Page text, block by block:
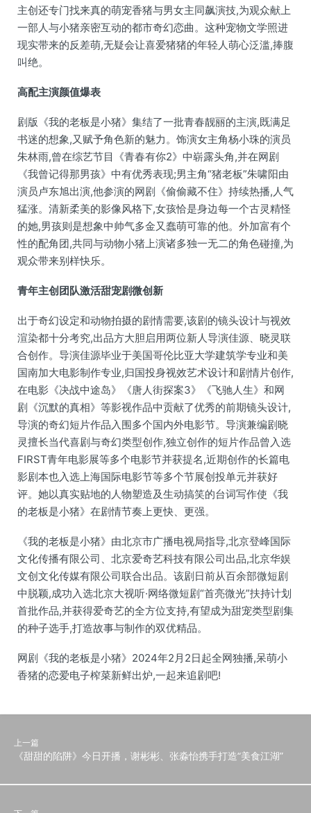
主创还专门找来真的萌宠香猪与男女主同飙演技,为观众献上
一部人与小猪亲密互动的都市奇幻恋曲。这种宠物文学照进
现实带来的反差萌,无疑会让喜爱猪猪的年轻人萌心泛滥,捧腹
叫绝。
高配主演颜值爆表
剧版《我的老板是小猪》集结了一批青春靓丽的主演,既满足
书迷的想象,又赋予角色新的魅力。饰演女主角杨小珠的演员
朱林雨,曾在综艺节目《青春有你2》中崭露头角,并在网剧
《我曾记得那男孩》中有优秀表现;男主角“猪老板”朱啸阳由
演员卢东旭出演,他参演的网剧《偷偷藏不住》持续热播,人气
猛涨。清新柔美的影像风格下,女孩恰是身边每一个古灵精怪
的她,男孩则是想象中帅气多金又蠢萌可靠的他。外加富有个
性的配角团,共同与动物小猪上演诸多独一无二的角色碰撞,为
观众带来别样快乐。
青年主创团队激活甜宠剧微创新
出于奇幻设定和动物拍摄的剧情需要,该剧的镜头设计与视效
渲染都十分考究,出品方大胆启用两位新人导演佳源、晓灵联
合创作。导演佳源毕业于美国哥伦比亚大学建筑学专业和美
国南加大电影制作专业,归国投身视效艺术设计和剧情片创作,
在电影《决战中途岛》《唐人街探案3》《飞驰人生》和网
剧《沉默的真相》等影视作品中贡献了优秀的前期镜头设计,
导演的奇幻短片作品入围多个国内外电影节。导演兼编剧晓
灵擅长当代喜剧与奇幻类型创作,独立创作的短片作品曾入选
FIRST青年电影展等多个电影节并获提名,近期创作的长篇电
影剧本也入选上海国际电影节等多个节展创投单元并获好
评。她以真实贴地的人物塑造及生动搞笑的台词写作使《我
的老板是小猪》在剧情节奏上更快、更强。
《我的老板是小猪》由北京市广播电视局指导,北京登峰国际
文化传播有限公司、北京爱奇艺科技有限公司出品,北京华娱
文创文化传媒有限公司联合出品。该剧日前从百余部微短剧
中脱颖,成功入选北京大视听·网络微短剧“首亮微光”扶持计划
首批作品,并获得爱奇艺的全方位支持,有望成为甜宠类型剧集
的种子选手,打造故事与制作的双优精品。
网剧《我的老板是小猪》2024年2月2日起全网独播,呆萌小
香猪的恋爱电子榨菜新鲜出炉,一起来追剧吧!
上一篇
《甜甜的陷阱》今日开播，谢彬彬、张淼怡携手打造“美食江湖”